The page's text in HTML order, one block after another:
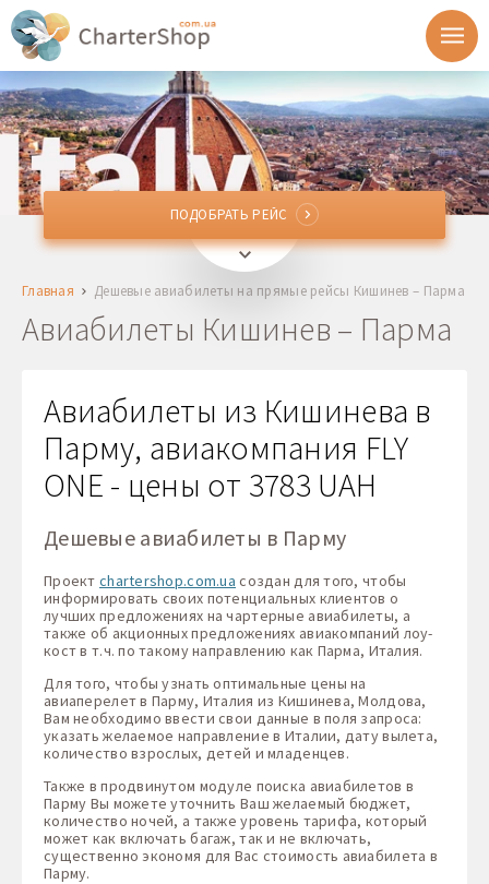
RMOКишинев, Молдова
PMF Парма, Италия
Возврат
1 + 0 + 0
ПОДОБРАТЬ РЕЙС
ПОДОБРАТЬ РЕЙС
Главная Дешевые авиабилеты на прямые рейсы Кишинев – Парма
Авиабилеты Кишинев – Парма
Авиабилеты из Кишинева в
Парму, авиакомпания FLY
ONE - цены от 3783 UAH
Дешевые авиабилеты в Парму
Проект chartershop.com.ua создан для того, чтобы
информировать своих потенциальных клиентов о
лучших предложениях на чартерные авиабилеты, а
также об акционных предложениях авиакомпаний лоу-
кост в т.ч. по такому направлению как Парма, Италия.
Для того, чтобы узнать оптимальные цены на
авиаперелет в Парму, Италия из Кишинева, Молдова,
Вам необходимо ввести свои данные в поля запроса:
указать желаемое направление в Италии, дату вылета,
количество взрослых, детей и младенцев.
Также в продвинутом модуле поиска авиабилетов в
Парму Вы можете уточнить Ваш желаемый бюджет,
количество ночей, а также уровень тарифа, который
может как включать багаж, так и не включать,
существенно экономя для Вас стоимость авиабилета в
Парму.